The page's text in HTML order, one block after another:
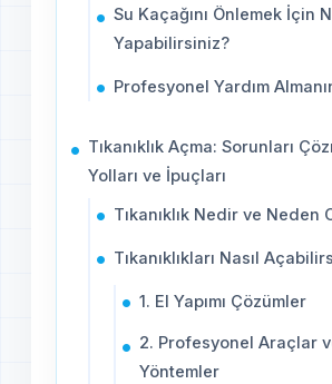
Su Kaçağını Önlemek İçin
Yapabilirsiniz?
Profesyonel Yardım
Tıkanıklık Açma: Sorunları
Yolları ve İpuçları
Tıkanıklık Nedir ve Neden
Tıkanıklıkları Nasıl
1. El Yapımı Çözümler
2. Profesyonel Araçlar
Yöntemler